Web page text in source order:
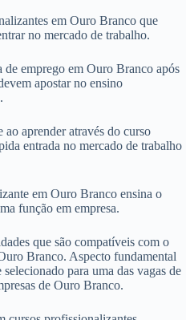
em Ouro Branco que
no mercado de trabalho.
emprego em Ouro Branco após
apostar no ensino
aprender através do curso
entrada no mercado de trabalho
em Ouro Branco ensina o
função em empresa.
que são compatíveis com o
Branco. Aspecto fundamental
para uma das vagas de
de Ouro Branco.